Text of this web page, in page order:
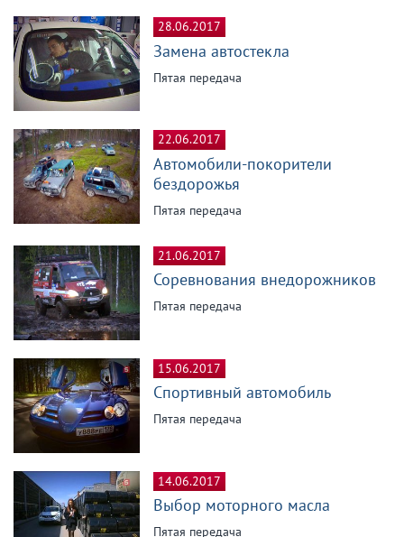
28.06.2017
Замена автостекла
Пятая передача
22.06.2017
Автомобили-покорители
бездорожья
Пятая передача
21.06.2017
Соревнования внедорожников
Пятая передача
15.06.2017
Спортивный автомобиль
Пятая передача
14.06.2017
Выбор моторного масла
Пятая передача